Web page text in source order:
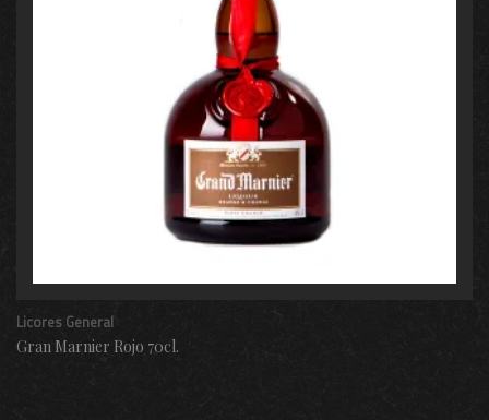
Licores General
Gran Marnier Rojo 70cl.